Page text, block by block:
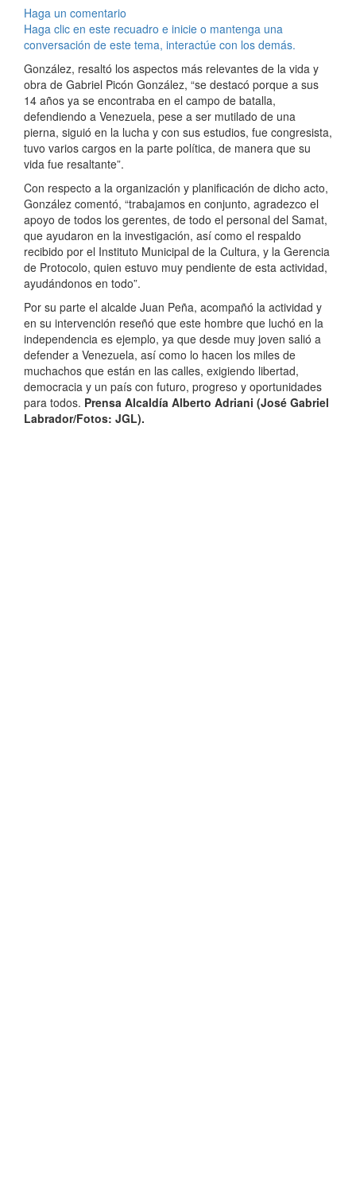
Haga un comentario
Haga clic en este recuadro e inicie o mantenga una
conversación de este tema, interactúe con los demás.
González, resaltó los aspectos más relevantes de la vida y
obra de Gabriel Picón González, “se destacó porque a sus
14 años ya se encontraba en el campo de batalla,
defendiendo a Venezuela, pese a ser mutilado de una
pierna, siguió en la lucha y con sus estudios, fue congresista,
tuvo varios cargos en la parte política, de manera que su
vida fue resaltante”.
Con respecto a la organización y planificación de dicho acto,
González comentó, “trabajamos en conjunto, agradezco el
apoyo de todos los gerentes, de todo el personal del Samat,
que ayudaron en la investigación, así como el respaldo
recibido por el Instituto Municipal de la Cultura, y la Gerencia
de Protocolo, quien estuvo muy pendiente de esta actividad,
ayudándonos en todo”.
Por su parte el alcalde Juan Peña, acompañó la actividad y
en su intervención reseñó que este hombre que luchó en la
independencia es ejemplo, ya que desde muy joven salió a
defender a Venezuela, así como lo hacen los miles de
muchachos que están en las calles, exigiendo libertad,
democracia y un país con futuro, progreso y oportunidades
para todos. Prensa Alcaldía Alberto Adriani (José Gabriel
Labrador/Fotos: JGL).